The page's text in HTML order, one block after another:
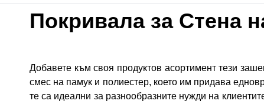
Покривала за Стена
Добавете към своя продуктов асортимент тези
смес на памук и полиестер, което им придава
те са идеални за разнообразните нужди на